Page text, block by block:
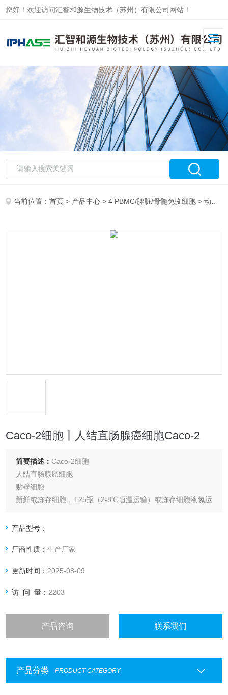
您好！欢迎访问汇智和源生物技术（苏州）有限公司网站！
当前位置：首页 > 产品中心 >4 PBMC/脾脏/骨髓免疫细胞 >动员/外周血免疫细胞分离
Caco-2细胞丨人结直肠腺癌细胞Caco-2
简要描述：Caco-2细胞
人结直肠腺癌细胞
贴壁细胞
新鲜或冻存细胞，T25瓶（2-8℃恒温运输）或冻存细胞液氮运
产品型号：
厂商性质：生产厂家
更新时间： 2025-08-09
访 问 量： 2203
产品咨询 联系我们
产品分类 PRODUCT CATEGORY